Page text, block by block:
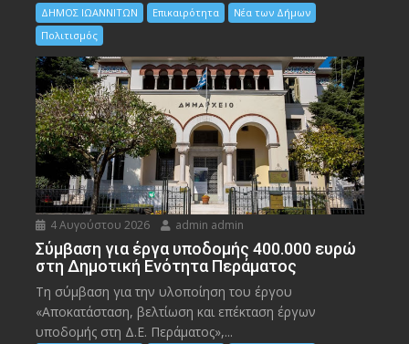
ΔΗΜΟΣ ΙΩΑΝΝΙΤΩΝ Επικαιρότητα
Νέα των Δήμων
Πολιτισμός
4 Αυγούστου 2026 admin admin
Σύμβαση για έργα υποδομής 400.000 ευρώ
στη Δημοτική Ενότητα Περάματος
Τη σύμβαση για την υλοποίηση του έργου
«Αποκατάσταση, βελτίωση και επέκταση έργων
υποδομής στη Δ.Ε. Περάματος»,...